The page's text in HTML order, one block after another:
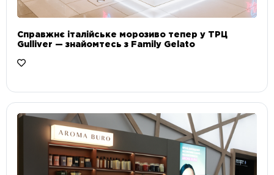
Справжнє італійське морозиво тепер у ТРЦ
Gulliver — знайомтесь з Family Gelato